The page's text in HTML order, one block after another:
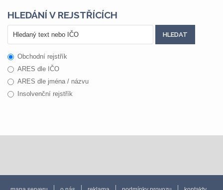
HLEDÁNÍ V REJSTŘÍCÍCH
Obchodní rejstřík
ARES dle IČO
ARES dle jména / názvu
Insolvenční rejstřík